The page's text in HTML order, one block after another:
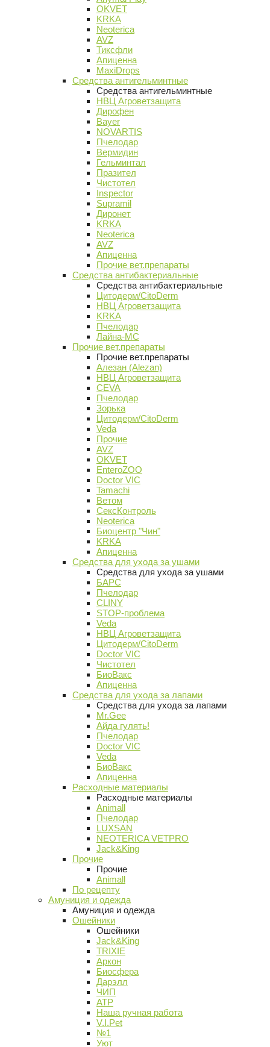
OKVET
KRKA
Neoterica
AVZ
Тиксфли
Апиценна
MaxiDrops
Средства антигельминтные
Средства антигельминтные
НВЦ Агроветзащита
Дирофен
Bayer
NOVARTIS
Пчелодар
Вермидин
Гельминтал
Празител
Чистотел
Inspector
Supramil
Диронет
KRKA
Neoterica
AVZ
Апиценна
Прочие вет.препараты
Средства антибактериальные
Средства антибактериальные
Цитодерм/CitoDerm
НВЦ Агроветзащита
KRKA
Пчелодар
Лайна-МС
Прочие вет.препараты
Прочие вет.препараты
Алезан (Alezan)
НВЦ Агроветзащита
CEVA
Пчелодар
Зорька
Цитодерм/CitoDerm
Veda
Прочие
AVZ
OKVET
EnteroZOO
Doctor VIC
Tamachi
Ветом
СексКонтроль
Neoterica
Биоцентр "Чин"
KRKA
Апиценна
Средства для ухода за ушами
Средства для ухода за ушами
БАРС
Пчелодар
CLINY
STOP-проблема
Veda
НВЦ Агроветзащита
Цитодерм/CitoDerm
Doctor VIC
Чистотел
БиоВакс
Апиценна
Средства для ухода за лапами
Средства для ухода за лапами
Mr.Gee
Айда гулять!
Пчелодар
Doctor VIC
Veda
БиоВакс
Апиценна
Расходные материалы
Расходные материалы
Animall
Пчелодар
LUXSAN
NEOTERICA VETPRO
Jack&King
Прочие
Прочие
Animall
По рецепту
Амуниция и одежда
Амуниция и одежда
Ошейники
Ошейники
Jack&King
TRIXIE
Аркон
Биосфера
Дарэлл
ЧИП
АТР
Наша ручная работа
V.I.Pet
№1
Уют